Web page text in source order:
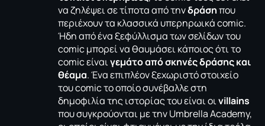
να ζηλέψει σε τίποτα από τηνδράσηπου
περιέχουν τα κλασσικά υπερηρωικά comic.
Ήδη από ένα ξεφύλλισμα των σελίδων του
comic μπορεί να θαυμάσει κάποιος ότι το
comic είναιγεμάτο από σκηνές δράσης και
θέαμα. Ένα επιπλέον ξεχωριστό στοιχείο
του comic το οποίο συνέβαλλε στη
δημοφιλία της ιστορίας του είναι οιvillains
που συγκρούονται με την Umbrella Academy,